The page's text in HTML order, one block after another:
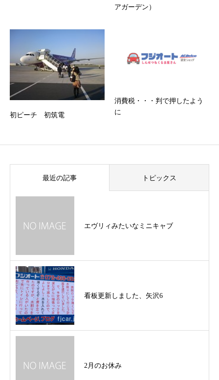
アガーデン）
初ピーチ 初筑電
消費税・・・判で押したよう
に
最近の記事 トピックス
エヴリィみたいなミニキャブ
看板更新しました、矢沢6
2月のお休み